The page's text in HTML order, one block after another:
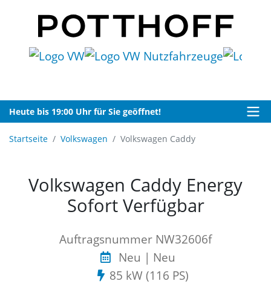
Heute bis 19:00 Uhr für Sie geöffnet!
Startseite Volkswagen Volkswagen Caddy
Volkswagen Caddy Energy
Sofort Verfügbar
Auftragsnummer NW32606f
Neu | Neu
85 kW (116 PS)